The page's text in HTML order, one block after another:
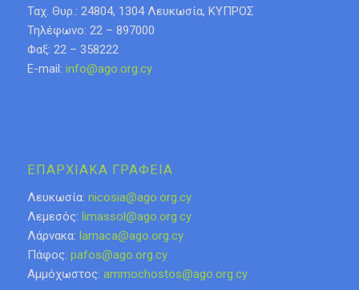
Ταχ. Θυρ.: 24804, 1304 Λευκωσία, ΚΥΠΡΟΣ
Τηλέφωνο: 22 – 897000
Φαξ: 22 – 358222
E-mail: info@ago.org.cy
ΕΠΑΡΧΙΑΚΑ ΓΡΑΦΕΙΑ
Λευκωσία: nicosia@ago.org.cy
Λεμεσός: limassol@ago.org.cy
Λάρνακα: larnaca@ago.org.cy
Πάφος: pafos@ago.org.cy
Αμμόχωστος: ammochostos@ago.org.cy